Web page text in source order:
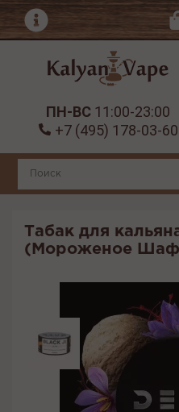
ПН-ВС 11:00-23:00
+7 (495) 178-03-60
Табак для
(Мороженое